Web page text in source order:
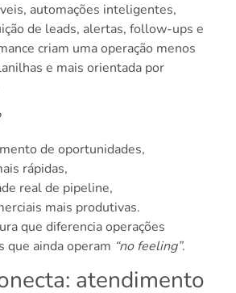
automações inteligentes,
de leads, alertas, follow-ups e
criam uma operação menos
e mais orientada por
de oportunidades,
rápidas,
real de pipeline,
mais produtivas.
que diferencia operações
que ainda operam “no feeling”.
atendimento